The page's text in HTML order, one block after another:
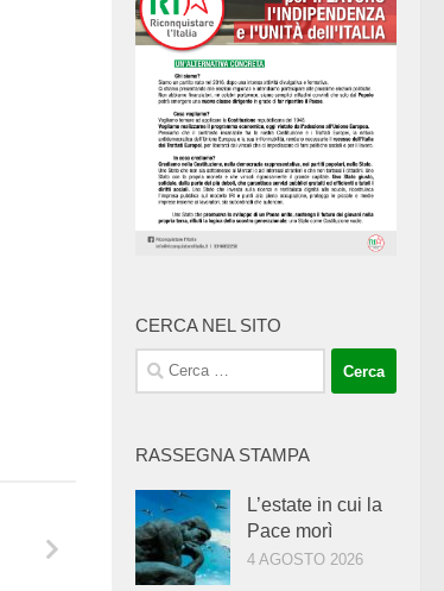
CERCA NEL SITO
Ricerca
per:
RASSEGNA STAMPA
L’estate in cui la
Pace morì
4 AGOSTO 2026